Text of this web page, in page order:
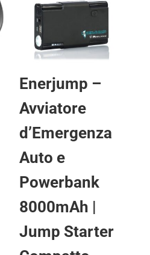
Enerjump –
Avviatore
d’Emergenza
Auto e
Powerbank
8000mAh |
Jump Starter